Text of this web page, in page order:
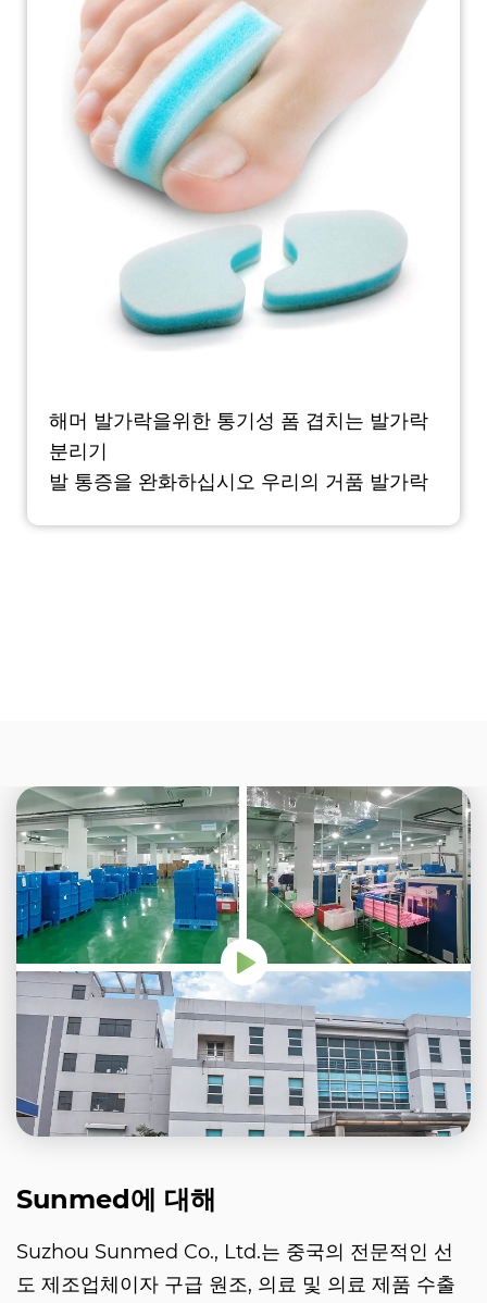
해머 발가락을위한 통기성 폼 겹치는 발가락
분리기
발 통증을 완화하십시오 우리의 거품 발가락
Sunmed에 대해
Suzhou Sunmed Co., Ltd.는 중국의 전문적인 선
도 제조업체이자 구급 원조, 의료 및 의료 제품 수출